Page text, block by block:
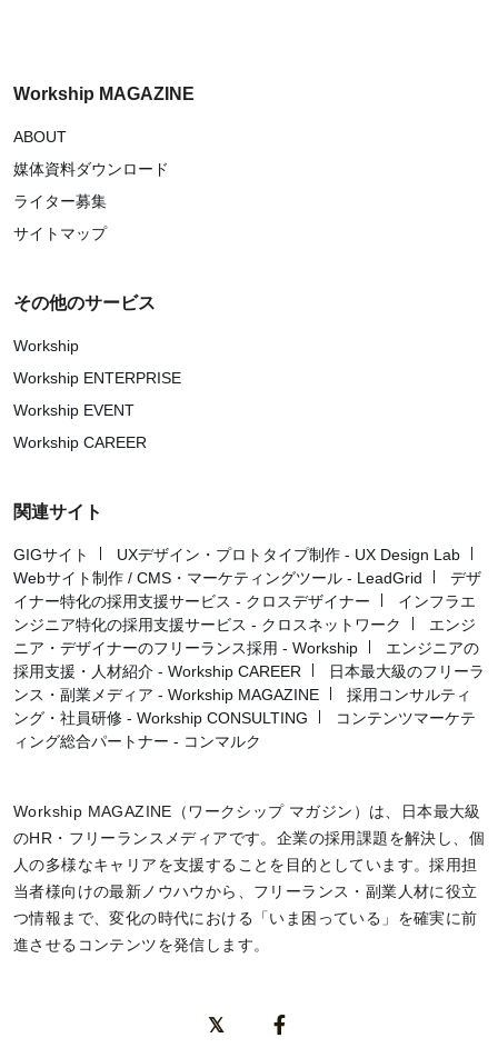
Workship MAGAZINE
ABOUT
媒体資料ダウンロード
ライター募集
サイトマップ
その他のサービス
Workship
Workship ENTERPRISE
Workship EVENT
Workship CAREER
関連サイト
GIGサイト
UXデザイン・プロトタイプ制作 - UX Design Lab
Webサイト制作 / CMS・マーケティングツール - LeadGrid
デザ
イナー特化の採用支援サービス - クロスデザイナー
インフラエ
ンジニア特化の採用支援サービス - クロスネットワーク
エンジ
ニア・デザイナーのフリーランス採用 - Workship
エンジニアの
採用支援・人材紹介 - Workship CAREER
日本最大級のフリーラ
ンス・副業メディア - Workship MAGAZINE
採用コンサルティ
ング・社員研修 - Workship CONSULTING
コンテンツマーケテ
ィング総合パートナー - コンマルク
Workship MAGAZINE（ワークシップ マガジン）は、日本最大級
のHR・フリーランスメディアです。企業の採用課題を解決し、個
人の多様なキャリアを支援することを目的としています。採用担
当者様向けの最新ノウハウから、フリーランス・副業人材に役立
つ情報まで、変化の時代における「いま困っている」を確実に前
進させるコンテンツを発信します。